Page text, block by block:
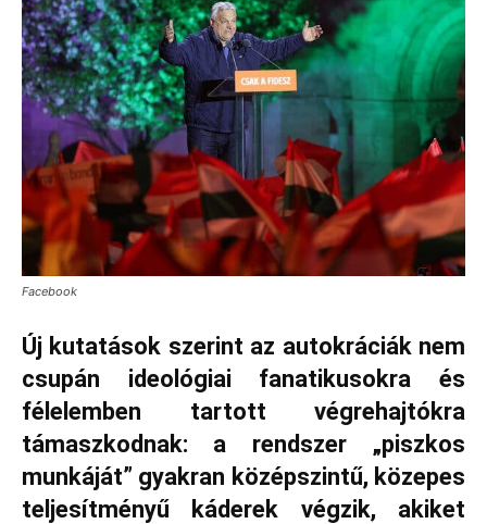
Facebook
Új kutatások szerint az autokráciák nem
csupán ideológiai fanatikusokra és
félelemben tartott végrehajtókra
támaszkodnak: a rendszer „piszkos
munkáját” gyakran középszintű, közepes
teljesítményű káderek végzik, akiket